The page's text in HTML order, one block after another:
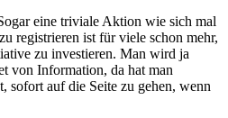
eine triviale Aktion wie sich mal
registrieren ist für viele schon mehr,
zu investieren. Man wird ja
von Information, da hat man
sofort auf die Seite zu gehen, wenn